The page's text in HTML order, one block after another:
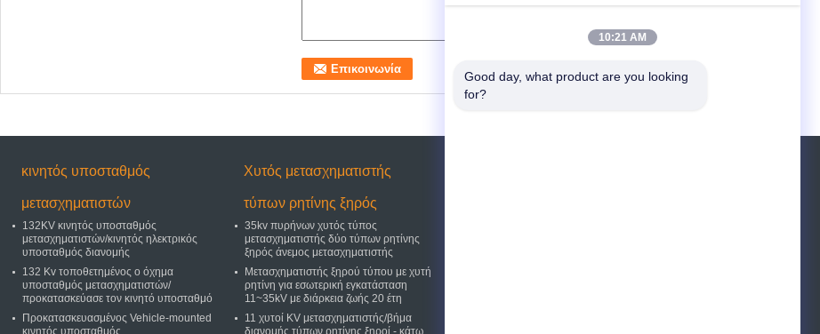
κινητός υποσταθμός
μετασχηματιστών
132KV κινητός υποσταθμός
μετασχηματιστών/κινητός ηλεκτρικός
υποσταθμός διανομής
132 Kv τοποθετημένος ο όχημα
υποσταθμός μετασχηματιστών/
προκατασκεύασε τον κινητό υποσταθμό
Προκατασκευασμένος Vehicle-mounted
κινητός υποσταθμός
Χυτός μετασχηματιστής
τύπων ρητίνης ξηρός
35kv πυρήνων χυτός τύπος
μετασχηματιστής δύο τύπων ρητίνης
ξηρός άνεμος μετασχηματιστής
Μετασχηματιστής ξηρού τύπου με χυτή
ρητίνη για εσωτερική εγκατάσταση
11~35kV με διάρκεια ζωής 20 έτη
11 χυτοί KV μετασχηματιστής/βήμα
διανομής τύπων ρητίνης ξηροί - κάτω
10:21 AM
Good day, what product are you looking
for?